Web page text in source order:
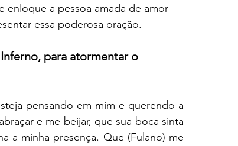
enloque a pessoa amada de amor
essa poderosa oração.
para atormentar o
pensando em mim e querendo a
e me beijar, que sua boca sinta
a minha presença. Que (Fulano) me